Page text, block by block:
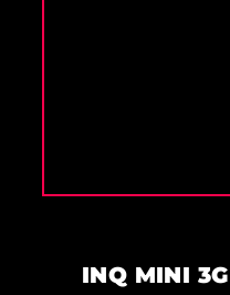
INQ MINI 3G